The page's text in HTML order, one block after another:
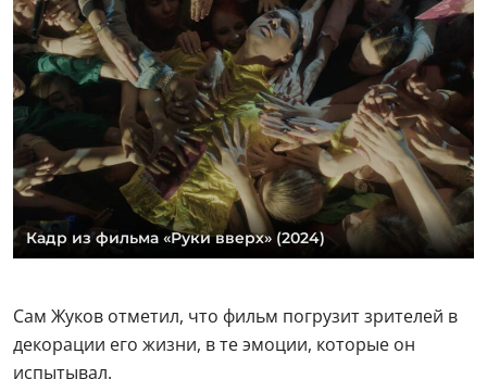
Кадр из фильма «Руки вверх» (2024)
Сам Жуков отметил, что фильм погрузит зрителей в
декорации его жизни, в те эмоции, которые он
испытывал.